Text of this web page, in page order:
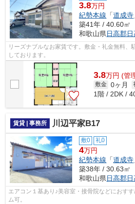
3.8万円
紀勢本線 「道成寺
築41年 / 40.60㎡
和歌山県日高郡
リーズナブルなお家賃です。敷金・礼金無料、
しております。
3.8万円 (管
敷金 0ヶ月
1階 / 2DK /
賃貸 | 事務所 川辺平家B17
敷0 礼0
4万円
紀勢本線 「道成寺
築38年 / 30.63㎡
和歌山県日高郡
エアコン１基あり♪美容室・接骨院などにおす
ム可。